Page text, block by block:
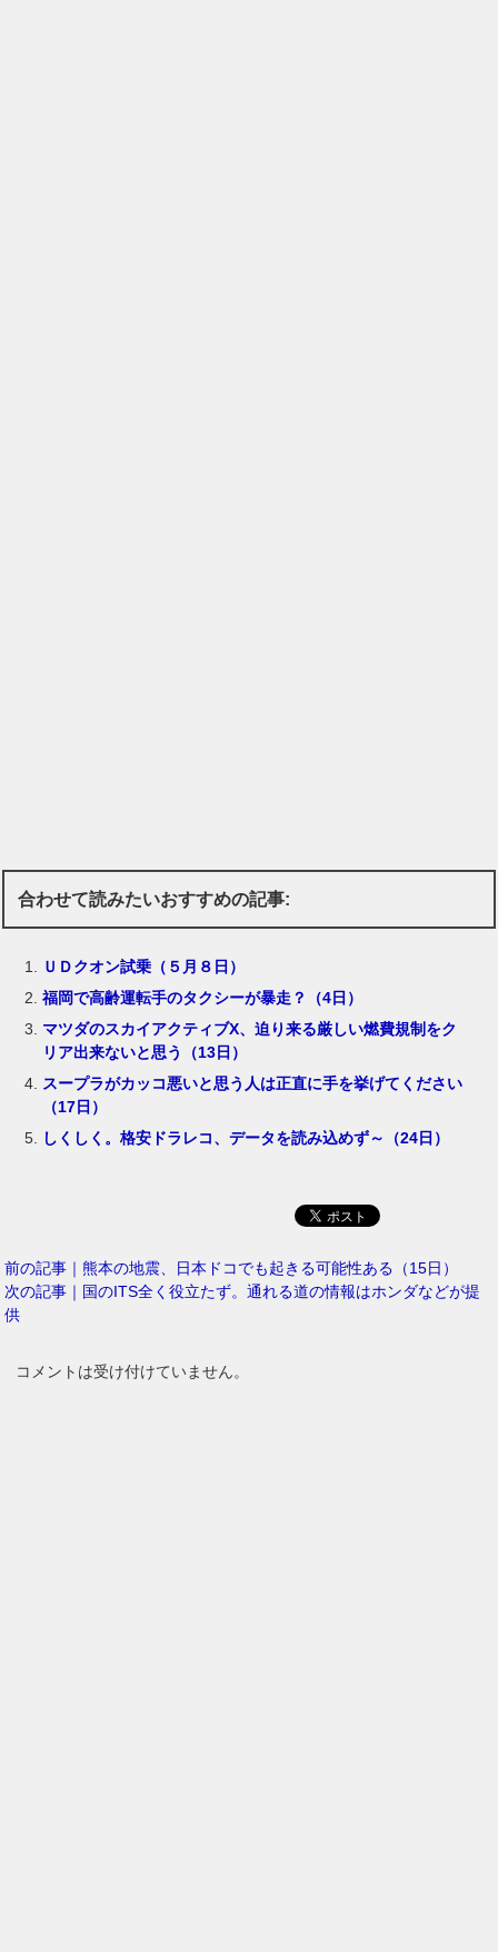
合わせて読みたいおすすめの記事:
ＵＤクオン試乗（５月８日）
福岡で高齢運転手のタクシーが暴走？（4日）
マツダのスカイアクティブX、迫り来る厳しい燃費規制をク
リア出来ないと思う（13日）
スープラがカッコ悪いと思う人は正直に手を挙げてください
（17日）
しくしく。格安ドラレコ、データを読み込めず～（24日）
前の記事｜熊本の地震、日本ドコでも起きる可能性ある（15日）
次の記事｜国のITS全く役立たず。通れる道の情報はホンダなどが提
供
コメントは受け付けていません。